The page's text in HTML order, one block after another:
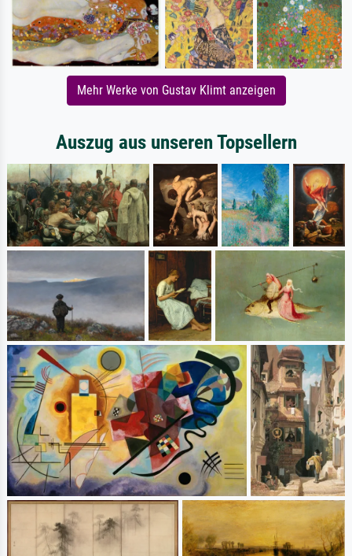
Mehr Werke von Gustav Klimt anzeigen
Auszug aus unseren Topsellern